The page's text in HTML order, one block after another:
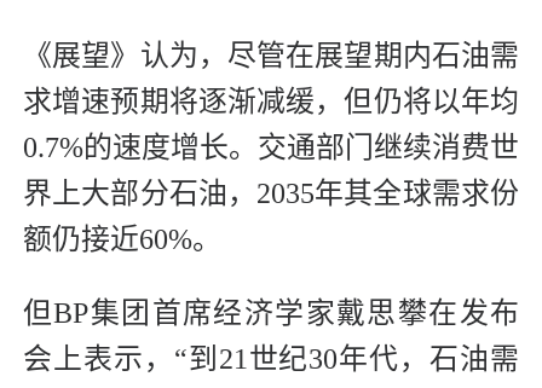
《展望》认为，尽管在展望期内石油需
求增速预期将逐渐减缓，但仍将以年均
0.7%的速度增长。交通部门继续消费世
界上大部分石油，2035年其全球需求份
额仍接近60%。
但BP集团首席经济学家戴思攀在发布
会上表示，“到21世纪30年代，石油需